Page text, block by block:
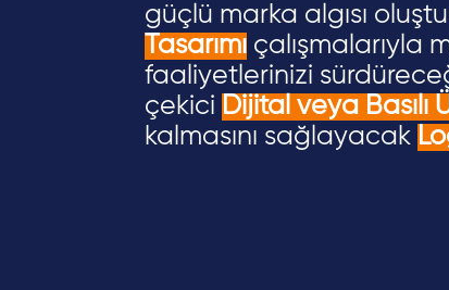
güçlü marka algısı
Tasarımıçalışmalarıyla
faaliyetlerinizi
çekici Dijital veya Basılı
kalmasını sağlayacak